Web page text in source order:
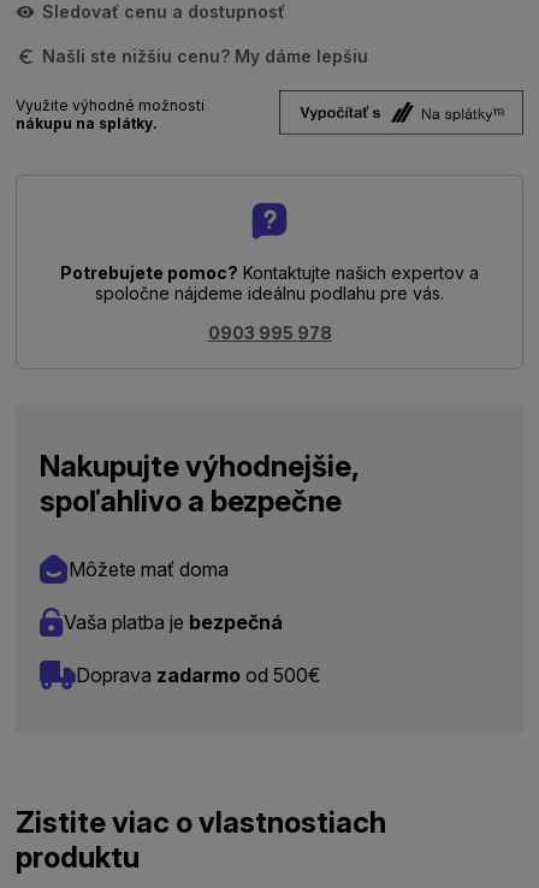
Sledovať cenu a dostupnosť
Našli ste nižšiu cenu? My dáme lepšiu
Využite výhodné možnosti
nákupu na splátky.
Potrebujete pomoc? Kontaktujte našich expertov a
spoločne nájdeme ideálnu podlahu pre vás.
0903 995 978
Nakupujte výhodnejšie,
spoľahlivo a bezpečne
Môžete mať doma
Vaša platba je bezpečná
Doprava zadarmo od 500€
Zistite viac o vlastnostiach
produktu